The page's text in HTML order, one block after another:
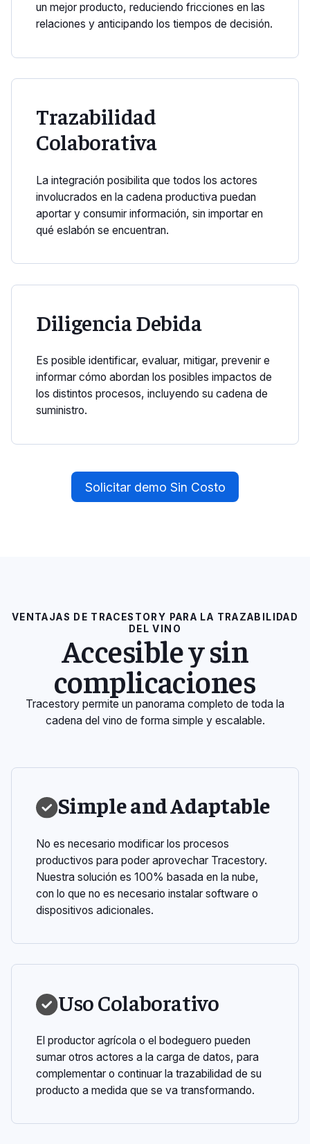
un mejor producto, reduciendo fricciones en las
relaciones y anticipando los tiempos de decisión.
Trazabilidad
Colaborativa
La integración posibilita que todos los actores
involucrados en la cadena productiva puedan
aportar y consumir información, sin importar en
qué eslabón se encuentran.
Diligencia Debida
Es posible identificar, evaluar, mitigar, prevenir e
informar cómo abordan los posibles impactos de
los distintos procesos, incluyendo su cadena de
suministro.
Solicitar demo Sin Costo
VENTAJAS DE TRACESTORY PARA LA TRAZABILIDAD
DEL VINO
Accesible y sin
complicaciones
Tracestory permite un panorama completo de toda la
cadena del vino de forma simple y escalable.
Simple and Adaptable
No es necesario modificar los procesos
productivos para poder aprovechar Tracestory.
Nuestra solución es 100% basada en la nube,
con lo que no es necesario instalar software o
dispositivos adicionales.
Uso Colaborativo
El productor agrícola o el bodeguero pueden
sumar otros actores a la carga de datos, para
complementar o continuar la trazabilidad de su
producto a medida que se va transformando.